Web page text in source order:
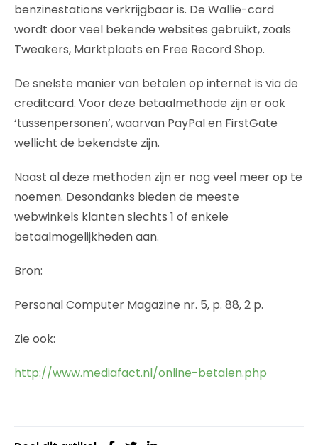
benzinestations verkrijgbaar is. De Wallie-card
wordt door veel bekende websites gebruikt, zoals
Tweakers, Marktplaats en Free Record Shop.
De snelste manier van betalen op internet is via de
creditcard. Voor deze betaalmethode zijn er ook
‘tussenpersonen’, waarvan PayPal en FirstGate
wellicht de bekendste zijn.
Naast al deze methoden zijn er nog veel meer op te
noemen. Desondanks bieden de meeste
webwinkels klanten slechts 1 of enkele
betaalmogelijkheden aan.
Bron:
Personal Computer Magazine nr. 5, p. 88, 2 p.
Zie ook:
http://www.mediafact.nl/online-betalen.php